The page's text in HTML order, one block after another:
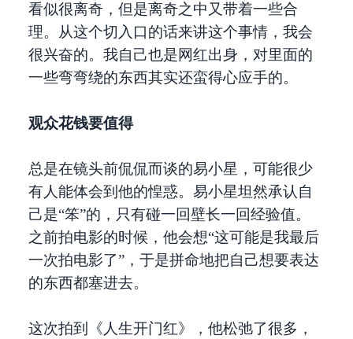
看似很离奇，但是离奇之中又带着一些合
理。从这个切入口的话来讲这个事情，我会
很兴奋的。我自己也是网红出身，对里面的
一些弯弯绕的东西其实还蛮得心应手的。
观众花钱要值得
总是在镜头前侃侃而谈的易小星，可能很少
有人能体会到他的惶惑。易小星坦然承认自
己是“笨”的，只有碰一回壁长一回经验值。
之前拍电影的时候，他会想“这可能是我最后
一次拍电影了”，于是拼命地把自己想要表达
的东西都塞进去。
这次拍到《人生开门红》，他松弛了很多，